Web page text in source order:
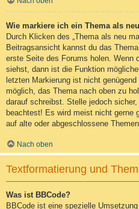
Wie markiere ich ein Thema als
Durch Klicken des „Thema als neu
Beitragsansicht kannst du das
erste Seite des Forums holen. Wenn
siehst, dann ist die Funktion
letzten Markierung ist nicht
möglich, das Thema nach oben zu
darauf schreibst. Stelle jedoch
beachtest! Es wird meist nicht gerne
auf alte oder abgeschlossene
Nach oben
Textformatierung und
Was ist BBCode?
BBCode ist eine spezielle